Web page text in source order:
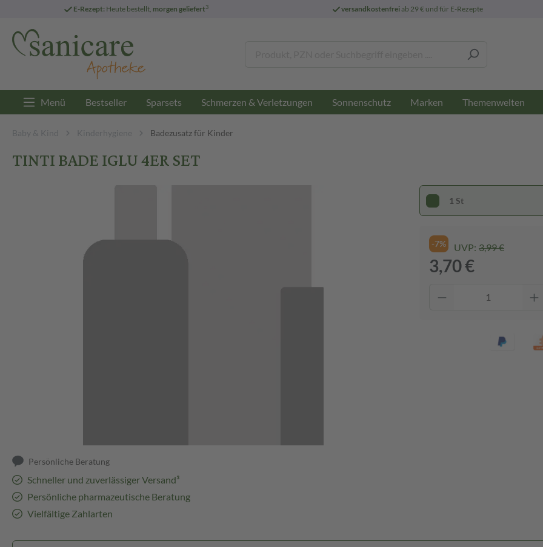
E-Rezept: Heute bestellt, morgen geliefert3 versandkostenfreiab 29 € und für E-Rezepte
Menü Bestseller Sparsets Schmerzen & Verletzungen Sonnenschutz Marken Themenwelten
Baby & Kind Kinderhygiene Badezusatz für Kinder
TINTI BADE IGLU 4ER SET
Persönliche Beratung
Schneller und zuverlässiger Versand³
Persönliche pharmazeutische Beratung
Vielfältige Zahlarten
1 St
-7% UVP: 3,99 €
3,70 €